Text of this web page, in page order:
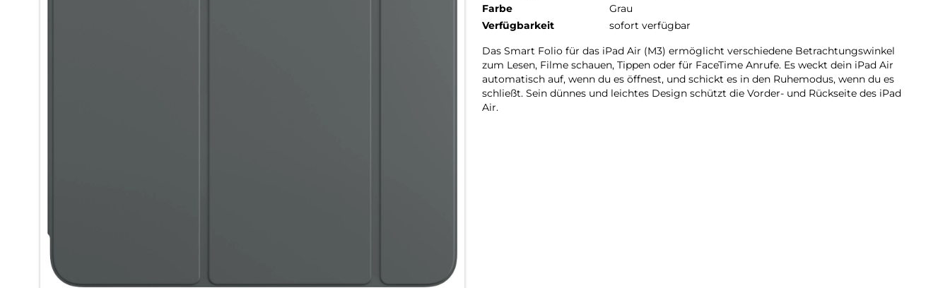
Farbe
Grau
Verfügbarkeit
sofort verfügbar
Das Smart Folio für das iPad Air (M3) ermöglicht verschiedene Betrachtungswinkel
zum Lesen, Filme schauen, Tippen oder für FaceTime Anrufe. Es weckt dein iPad Air
auto­matisch auf, wenn du es öffnest, und schickt es in den Ruhemodus, wenn du es
schließt. Sein dünnes und leichtes Design schützt die Vorder- und Rückseite des iPad
Air.